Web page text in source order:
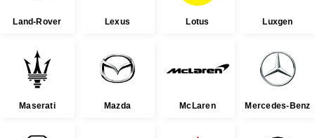
Land-Rover Lexus Lotus Luxgen
Maserati Mazda McLaren Mercedes-Benz